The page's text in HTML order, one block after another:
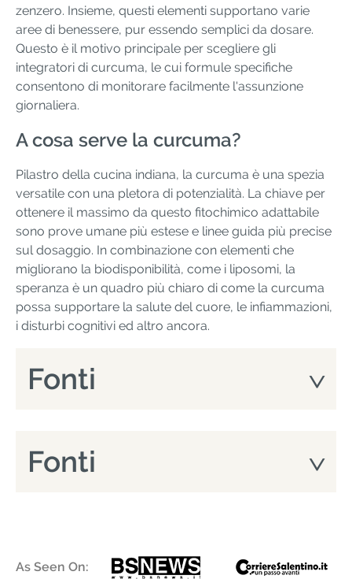
zenzero. Insieme, questi elementi supportano varie
aree di benessere, pur essendo semplici da dosare.
Questo è il motivo principale per scegliere gli
integratori di curcuma, le cui formule specifiche
consentono di monitorare facilmente l'assunzione
giornaliera.
A cosa serve la curcuma?
Pilastro della cucina indiana, la curcuma è una spezia
versatile con una pletora di potenzialità. La chiave per
ottenere il massimo da questo fitochimico adattabile
sono prove umane più estese e linee guida più precise
sul dosaggio. In combinazione con elementi che
migliorano la biodisponibilità, come i liposomi, la
speranza è un quadro più chiaro di come la curcuma
possa supportare la salute del cuore, le infiammazioni,
i disturbi cognitivi ed altro ancora.
Fonti
Fonti
As Seen On: